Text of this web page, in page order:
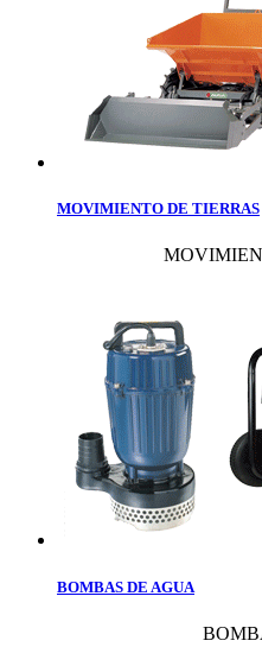
MOVIMIENTO DE TIERRAS
BOMBAS DE AGUA